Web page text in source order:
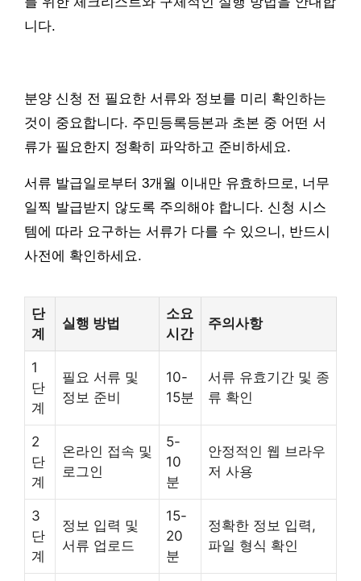
니다.
분양 신청 전 필요한 서류와 정보를 미리 확인하는
것이 중요합니다. 주민등록등본과 초본 중 어떤 서
류가 필요한지 정확히 파악하고 준비하세요.
서류 발급일로부터 3개월 이내만 유효하므로, 너무
일찍 발급받지 않도록 주의해야 합니다. 신청 시스
템에 따라 요구하는 서류가 다를 수 있으니, 반드시
사전에 확인하세요.
단
계
실행 방법
소요
시간
주의사항
1
단
계
필요 서류 및
정보 준비
10-
15분
서류 유효기간 및 종
류 확인
2
단
계
온라인 접속 및
로그인
5-
10
분
안정적인 웹 브라우
저 사용
3
단
계
정보 입력 및
서류 업로드
15-
20
분
정확한 정보 입력,
파일 형식 확인